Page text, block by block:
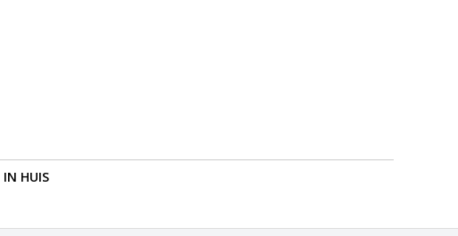
IN HUIS